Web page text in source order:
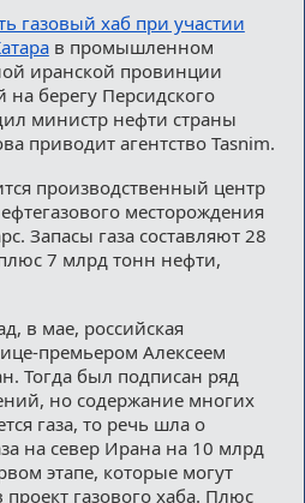
газовый хаб при участии
в промышленном
иранской провинции
берегу Персидского
министр нефти страны
приводит агентство Tasnim.
производственный центр
месторождения
Запасы газа составляют 28
7 млрд тонн нефти,
в мае, российская
премьером Алексеем
Тогда был подписан ряд
но содержание многих
газа, то речь шла о
на север Ирана на 10 млрд
этапе, которые могут
газового хаба. Плюс